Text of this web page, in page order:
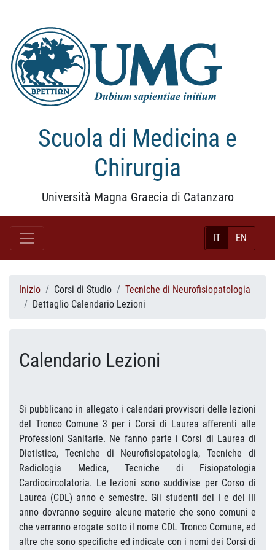
Scuola di Medicina e
Chirurgia
Università Magna Graecia di Catanzaro
IT EN
Inizio Corsi di Studio
Tecniche di Neurofisiopatologia
Dettaglio Calendario Lezioni
Calendario Lezioni
Si pubblicano in allegato i calendari provvisori delle lezioni
del Tronco Comune 3 per i Corsi di Laurea afferenti alle
Professioni Sanitarie. Ne fanno parte i Corsi di Laurea di
Dietistica, Tecniche di Neurofisiopatologia, Tecniche di
Radiologia Medica, Tecniche di Fisiopatologia
Cardiocircolatoria. Le lezioni sono suddivise per Corso di
Laurea (CDL) anno e semestre. Gli studenti del I e del III
anno dovranno seguire alcune materie che sono comuni e
che verranno erogate sotto il nome CDL Tronco Comune, ed
altre che sono specifiche ed indicate con i nomi dei Corsi di